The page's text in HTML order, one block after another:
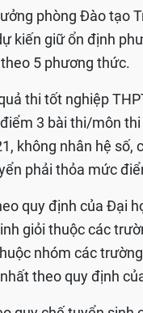
phòng Đào tạo
kiến giữ ổn định
5 phương thức.
thi tốt nghiệp
3 bài thi/môn
không nhân hệ số,
phải thỏa mức
quy định của Đại
giỏi thuộc các
nhóm các
theo quy định